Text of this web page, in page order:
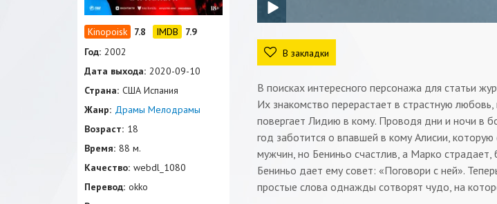
В закладки
В поисках интересного персонажа для статьи
Их знакомство перерастает в страстную
повергает Лидию в кому. Проводя дни и ночи в
год заботится о впавшей в кому Алисии,
мужчин, но Бениньо счастлив, а Марко
Бениньо дает ему совет: «Поговори с ней».
простые слова однажды сотворят чудо, на
7.8
7.9
Год: 2002
Дата выхода: 2020-09-10
Страна: США Испания
Жанр: Драмы Мелодрамы
Возраст: 18
Время: 88 м.
Качество: webdl_1080
Перевод: okko